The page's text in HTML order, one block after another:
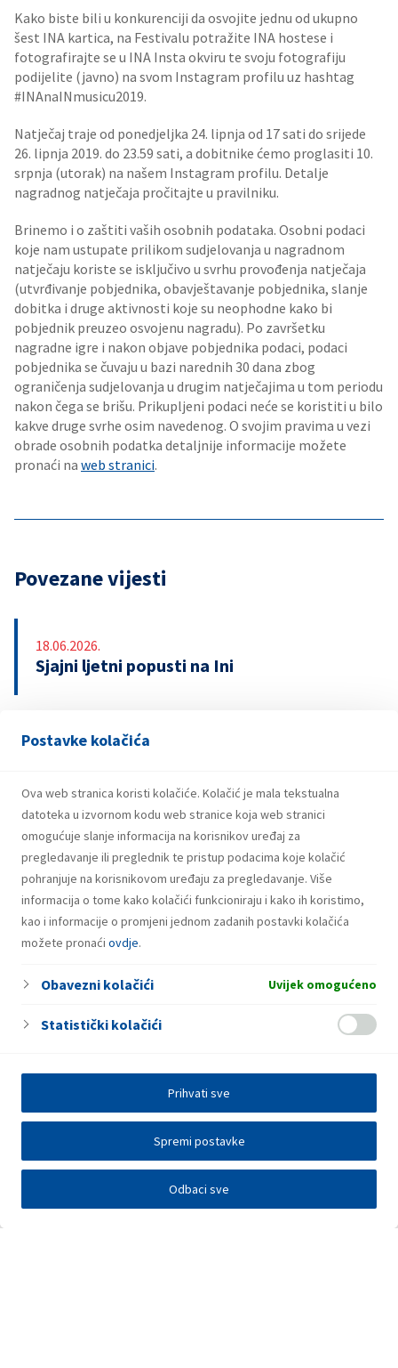
Postavke kolačića
Ova web stranica koristi kolačiće. Kolačić je mala tekstualna
datoteka u izvornom kodu web stranice koja web stranici
omogućuje slanje informacija na korisnikov uređaj za
pregledavanje ili preglednik te pristup podacima koje kolačić
pohranjuje na korisnikovom uređaju za pregledavanje. Više
informacija o tome kako kolačići funkcioniraju i kako ih koristimo,
kao i informacije o promjeni jednom zadanih postavki kolačića
možete pronaći ovdje.
Obavezni kolačići Uvijek omogućeno
Statistički kolačići
Odbaci sve
Spremi postavke
Prihvati sve
Kako biste bili u konkurenciji da osvojite jednu od ukupno
šest INA kartica, na Festivalu potražite INA hostese i
fotografirajte se u INA Insta okviru te svoju fotografiju
podijelite (javno) na svom Instagram profilu uz hashtag
#INAnaINmusicu2019.
Natječaj traje od ponedjeljka 24. lipnja od 17 sati do srijede
26. lipnja 2019. do 23.59 sati, a dobitnike ćemo proglasiti 10.
srpnja (utorak) na našem Instagram profilu. Detalje
nagradnog natječaja pročitajte u pravilniku.
Brinemo i o zaštiti vaših osobnih podataka. Osobni podaci
koje nam ustupate prilikom sudjelovanja u nagradnom
natječaju koriste se isključivo u svrhu provođenja natječaja
(utvrđivanje pobjednika, obavještavanje pobjednika, slanje
dobitka i druge aktivnosti koje su neophodne kako bi
pobjednik preuzeo osvojenu nagradu). Po završetku
nagradne igre i nakon objave pobjednika podaci, podaci
pobjednika se čuvaju u bazi narednih 30 dana zbog
ograničenja sudjelovanja u drugim natječajima u tom periodu
nakon čega se brišu. Prikupljeni podaci neće se koristiti u bilo
kakve druge svrhe osim navedenog. O svojim pravima u vezi
obrade osobnih podatka detaljnije informacije možete
pronaći na web stranici.
Povezane vijesti
18.06.2026.
Sjajni ljetni popusti na Ini
13.04.2026.
bonovima za gorivo